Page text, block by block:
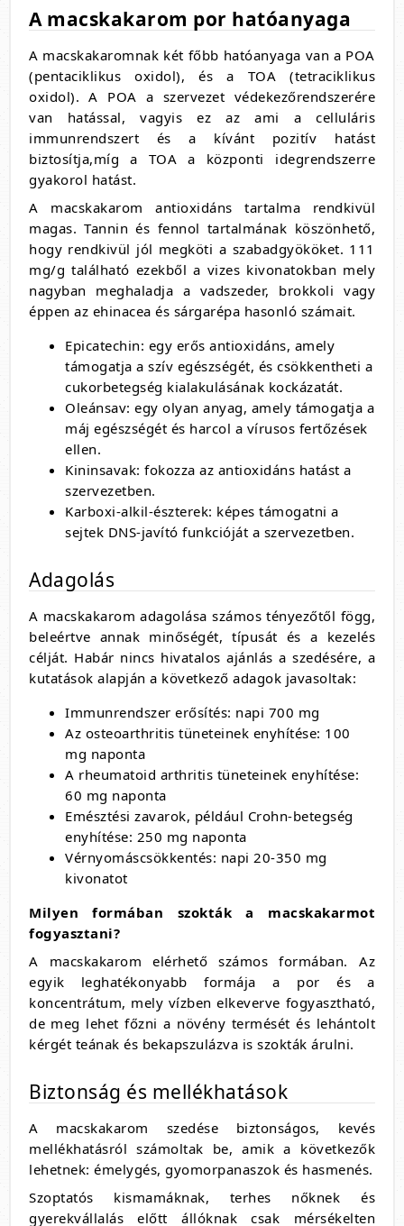
A macskakarom por hatóanyaga
A macskakaromnak két főbb hatóanyaga van a POA
(pentaciklikus oxidol), és a TOA (tetraciklikus
oxidol). A POA a szervezet védekezőrendszerére
van hatással, vagyis ez az ami a celluláris
immunrendszert és a kívánt pozitív hatást
biztosítja,míg a TOA a központi idegrendszerre
gyakorol hatást.
A macskakarom antioxidáns tartalma rendkivül
magas. Tannin és fennol tartalmának köszönhető,
hogy rendkivül jól megköti a szabadgyököket. 111
mg/g található ezekből a vizes kivonatokban mely
nagyban meghaladja a vadszeder, brokkoli vagy
éppen az ehinacea és sárgarépa hasonló számait.
Epicatechin: egy erős antioxidáns, amely
támogatja a szív egészségét, és csökkentheti a
cukorbetegség kialakulásának kockázatát.
Oleánsav: egy olyan anyag, amely támogatja a
máj egészségét és harcol a vírusos fertőzések
ellen.
Kininsavak: fokozza az antioxidáns hatást a
szervezetben.
Karboxi-alkil-észterek: képes támogatni a
sejtek DNS-javító funkcióját a szervezetben.
Adagolás
A macskakarom adagolása számos tényezőtől fögg,
beleértve annak minőségét, típusát és a kezelés
célját. Habár nincs hivatalos ajánlás a szedésére, a
kutatások alapján a következő adagok javasoltak:
Immunrendszer erősítés: napi 700 mg
Az osteoarthritis tüneteinek enyhítése: 100
mg naponta
A rheumatoid arthritis tüneteinek enyhítése:
60 mg naponta
Emésztési zavarok, például Crohn-betegség
enyhítése: 250 mg naponta
Vérnyomáscsökkentés: napi 20-350 mg
kivonatot
Milyen formában szokták a macskakarmot
fogyasztani?
A macskakarom elérhető számos formában. Az
egyik leghatékonyabb formája a por és a
koncentrátum, mely vízben elkeverve fogyasztható,
de meg lehet főzni a növény termését és lehántolt
kérgét teának és bekapszulázva is szokták árulni.
Biztonság és mellékhatások
A macskakarom szedése biztonságos, kevés
mellékhatásról számoltak be, amik a következők
lehetnek: émelygés, gyomorpanaszok és hasmenés.
Szoptatós kismamáknak, terhes nőknek és
gyerekvállalás előtt állóknak csak mérsékelten